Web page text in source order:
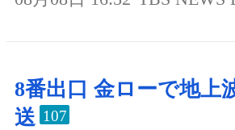
8番出口 金ローで地上
送 107